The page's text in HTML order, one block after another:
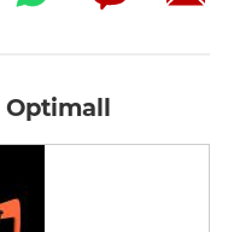
Optimall